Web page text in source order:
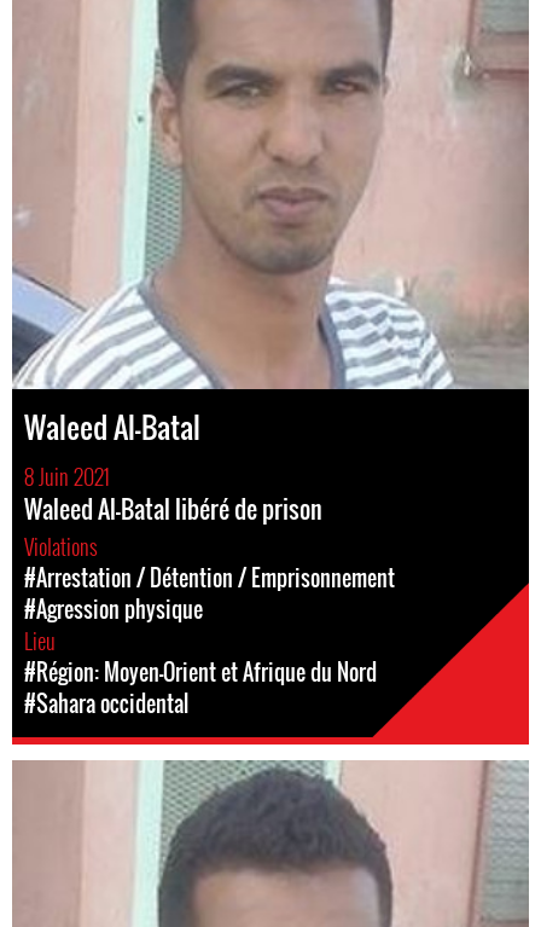
Waleed Al-Batal
8 Juin 2021
Waleed Al-Batal libéré de prison
Violations
#Arrestation / Détention / Emprisonnement
#Agression physique
Lieu
#Région: Moyen-Orient et Afrique du Nord
#Sahara occidental